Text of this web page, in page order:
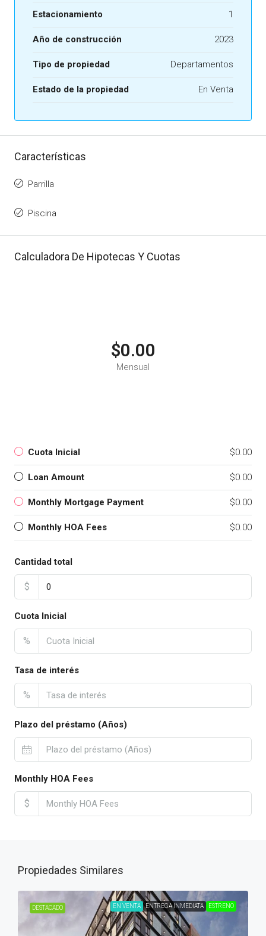
Estacionamiento 1
Año de construcción 2023
Tipo de propiedad Departamentos
Estado de la propiedad En Venta
Características
Parrilla
Piscina
Calculadora De Hipotecas Y Cuotas
$0.00
Mensual
Cuota Inicial $0.00
Loan Amount $0.00
Monthly Mortgage Payment $0.00
Monthly HOA Fees $0.00
Cantidad total
$
Cuota Inicial
%
Tasa de interés
%
Plazo del préstamo (Años)
Monthly HOA Fees
$
Propiedades Similares
DESTACADO EN VENTA ENTREGA INMEDIATA ESTRENO